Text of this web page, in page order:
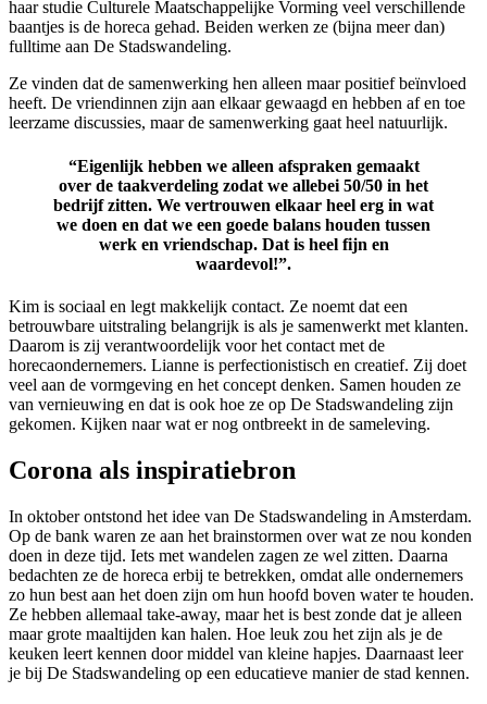
haar studie Culturele Maatschappelijke Vorming veel verschillende
baantjes is de horeca gehad. Beiden werken ze (bijna meer dan)
fulltime aan De Stadswandeling.
Ze vinden dat de samenwerking hen alleen maar positief beïnvloed
heeft. De vriendinnen zijn aan elkaar gewaagd en hebben af en toe
leerzame discussies, maar de samenwerking gaat heel natuurlijk.
“Eigenlijk hebben we alleen afspraken gemaakt
over de taakverdeling zodat we allebei 50/50 in het
bedrijf zitten. We vertrouwen elkaar heel erg in wat
we doen en dat we een goede balans houden tussen
werk en vriendschap. Dat is heel fijn en
waardevol!”.
Kim is sociaal en legt makkelijk contact. Ze noemt dat een
betrouwbare uitstraling belangrijk is als je samenwerkt met klanten.
Daarom is zij verantwoordelijk voor het contact met de
horecaondernemers. Lianne is perfectionistisch en creatief. Zij doet
veel aan de vormgeving en het concept denken. Samen houden ze
van vernieuwing en dat is ook hoe ze op De Stadswandeling zijn
gekomen. Kijken naar wat er nog ontbreekt in de sameleving.
Corona als inspiratiebron
In oktober ontstond het idee van De Stadswandeling in Amsterdam.
Op de bank waren ze aan het brainstormen over wat ze nou konden
doen in deze tijd. Iets met wandelen zagen ze wel zitten. Daarna
bedachten ze de horeca erbij te betrekken, omdat alle ondernemers
zo hun best aan het doen zijn om hun hoofd boven water te houden.
Ze hebben allemaal take-away, maar het is best zonde dat je alleen
maar grote maaltijden kan halen. Hoe leuk zou het zijn als je de
keuken leert kennen door middel van kleine hapjes. Daarnaast leer
je bij De Stadswandeling op een educatieve manier de stad kennen.